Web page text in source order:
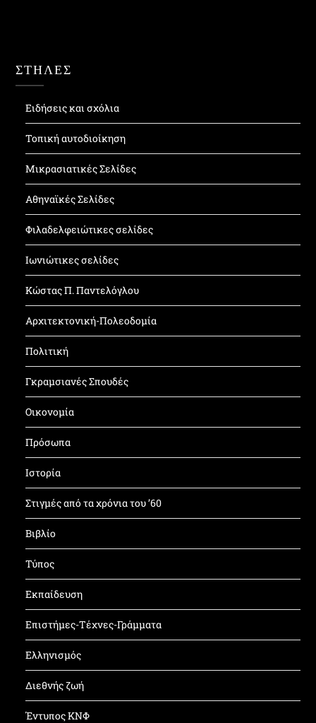
ΣΤΗΛΕΣ
Ειδήσεις και σχόλια
Τοπική αυτοδιοίκηση
Μικρασιατικές Σελίδες
Αθηναϊκές Σελίδες
Φιλαδελφειώτικες σελίδες
Ιωνιώτικες σελίδες
Κώστας Π. Παντελόγλου
Αρχιτεκτονική-Πολεοδομία
Πολιτική
Γκραμσιανές Σπουδές
Οικονομία
Πρόσωπα
Ιστορία
Στιγμές από τα χρόνια του ’60
Βιβλίο
Τύπος
Εκπαίδευση
Επιστήμες-Τέχνες-Γράμματα
Ελληνισμός
Διεθνής ζωή
Έντυπος ΚΝΦ